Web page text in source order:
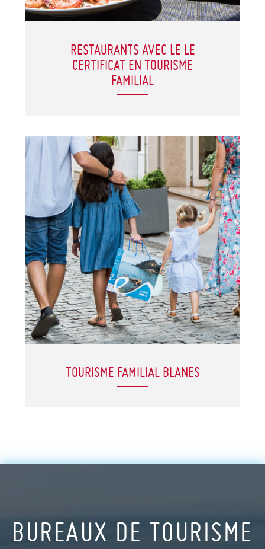
RESTAURANTS AVEC LE LE
CERTIFICAT EN TOURISME
FAMILIAL
TOURISME FAMILIAL BLANES
BUREAUX DE TOURISME